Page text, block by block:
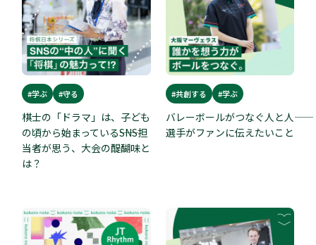
#学ぶ #守る
棋士の「ドラマ」は、子ども
の頃から始まっている――SNS担
当者が思う、大会の醍醐味と
は？
#共創する #学ぶ
バレーボールがつなぐ人と人――
選手がファンに伝えたいこと